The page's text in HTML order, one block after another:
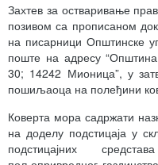
Захтев за остваривање
позивом са прописаном
на писарници Општинске
поште на адресу
30; 14242 Мионица”, у
пошиљаоца на полеђини
Коверта мора садржати
на доделу подстицаја у
подстицајних